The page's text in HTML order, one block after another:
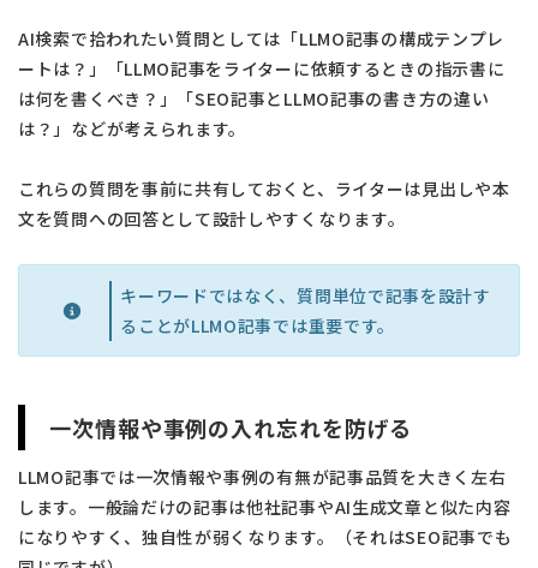
AI検索で拾われたい質問としては「LLMO記事の構成テンプレ
ートは？」「LLMO記事をライターに依頼するときの指示書に
は何を書くべき？」「SEO記事とLLMO記事の書き方の違い
は？」などが考えられます。
これらの質問を事前に共有しておくと、ライターは見出しや本
文を質問への回答として設計しやすくなります。
キーワードではなく、質問単位で記事を設計す
ることがLLMO記事では重要です。
一次情報や事例の入れ忘れを防げる
LLMO記事では一次情報や事例の有無が記事品質を大きく左右
します。一般論だけの記事は他社記事やAI生成文章と似た内容
になりやすく、独自性が弱くなります。（それはSEO記事でも